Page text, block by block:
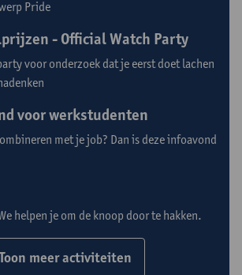
Pride
- Official Watch Party
voor onderzoek dat je eerst doet lachen
voor werkstudenten
met je job? Dan is deze infoavond
helpen je om de knoop door te hakken.
Toon meer activiteiten